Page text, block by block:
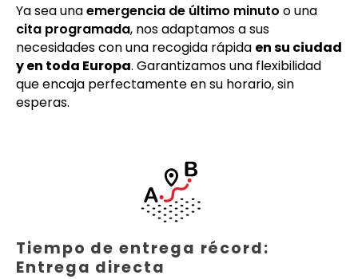
Ya sea unaemergencia de último minuto o una
cita programada, nos adaptamos a sus
necesidades con una recogida rápida en su ciudad
y en toda Europa. Garantizamos una flexibilidad
que encaja perfectamente en su horario, sin
esperas.
Tiempo de entrega récord:
Entrega directa